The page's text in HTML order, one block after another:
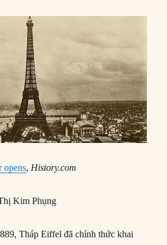
opens, History.com
Kim Phụng
Tháp Eiffel đã chính thức khai